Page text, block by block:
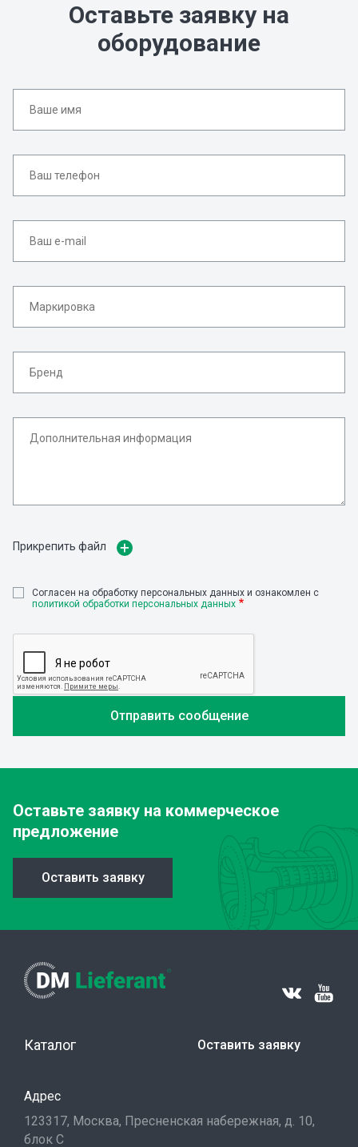
Оставьте заявку на
оборудование
Прикрепить файл
Cогласен на обработку персональных данных и ознакомлен с
политикой обработки персональных данных
Оставьте заявку на коммерческое
предложение
Оставить заявку
Каталог Оставить заявку
Адрес
123317, Москва, Пресненская набережная, д. 10,
блок С